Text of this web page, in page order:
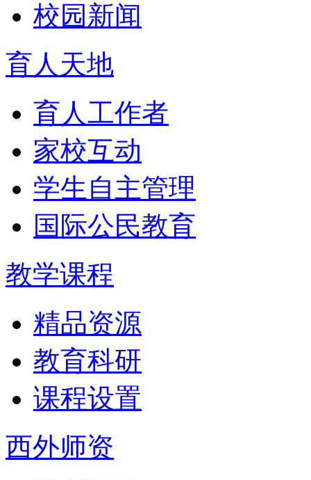
校园新闻
育人天地
育人工作者
家校互动
学生自主管理
国际公民教育
教学课程
精品资源
教育科研
课程设置
西外师资